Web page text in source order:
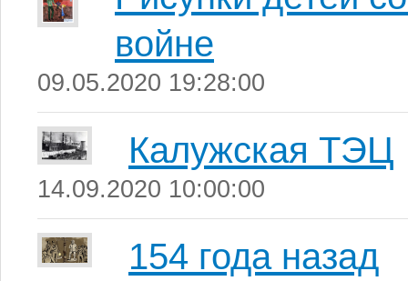
войне
09.05.2020 19:28:00
Калужская ТЭЦ
14.09.2020 10:00:00
154 года назад